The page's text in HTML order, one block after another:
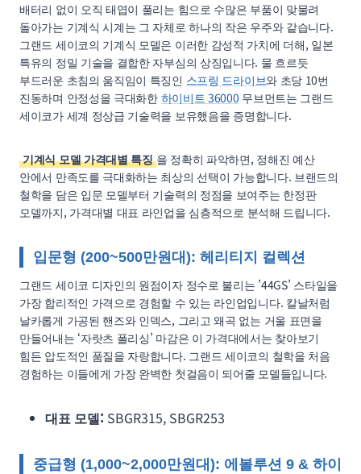
배터리 없이 오직 태엽이 풀리는 힘으로 수많은 부품이 맞물려
돌아가는 기계식 시계는 그 자체로 하나의 작은 우주와 같습니다.
그랜드 세이코의 기계식 모델은 이러한 감성적 가치에 더해, 일본
특유의 정밀 기술을 결합한 자부심의 상징입니다. 물 흐르듯
부드러운 초침의 움직임이 특징인 스프링 드라이브와 초당 10번
진동하며 안정성을 극대화한 하이비트 36000 무브먼트는 그랜드
세이코가 세계 정상급 기술력을 보유했음을 증명합니다.
기계식 모델 가격대별 특징 을 정확히 파악하면, 정해진 예산
안에서 만족도를 극대화하는 최상의 선택이 가능합니다. 브랜드의
철학을 담은 입문 모델부터 기술력의 정점을 보여주는 한정판
모델까지, 가격대별 대표 라인업을 심층적으로 분석해 드립니다.
입문형 (200~500만원대): 헤리티지 컬렉션
그랜드 세이코 디자인의 원점이자 정수로 불리는 ’44GS’ 스타일을
가장 합리적인 가격으로 경험할 수 있는 라인업입니다. 칼날처럼
날카롭게 가공된 핸즈와 인덱스, 그리고 왜곡 없는 거울 표면을
만들어내는 ‘자랏츠 폴리싱’ 마감은 이 가격대에서는 찾아보기
힘든 압도적인 품질을 자랑합니다. 그랜드 세이코의 철학을 처음
경험하는 이들에게 가장 완벽한 첫걸음이 되어줄 모델들입니다.
대표 모델: SBGR315, SBGR253
중급형 (1,000~2,000만원대): 에볼루션 9 & 하이